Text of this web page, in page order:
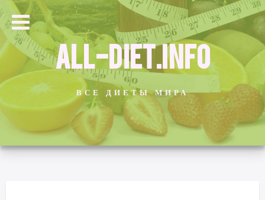
ALL-DIET.INFO
ВСЕ ДИЕТЫ МИРА